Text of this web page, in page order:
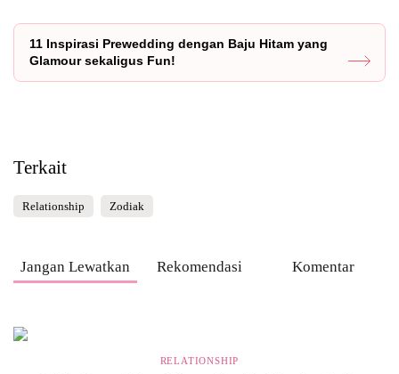
11 Inspirasi Prewedding dengan Baju Hitam yang
Glamour sekaligus Fun!
Terkait
Relationship Zodiak
Jangan Lewatkan Rekomendasi Komentar
RELATIONSHIP